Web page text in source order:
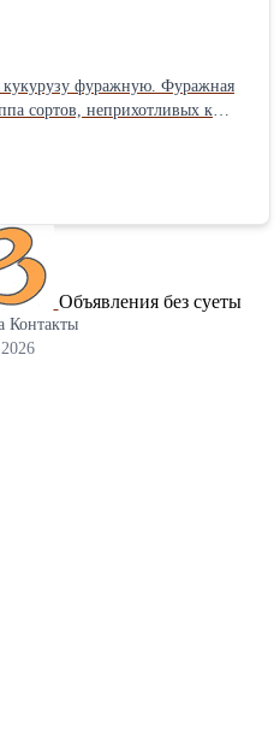
фуражную. Фуражная
сортов, неприхотливых к
пониженными
растений используется в
сельскохозяйственных
до 8% жиров. Содержание
превышать 70%. Фуражная
всех видов
— крупного и мелкого
а также птицы и даже рыбы.
что в фуражной кукурузе
Объявления без суеты
Контакты